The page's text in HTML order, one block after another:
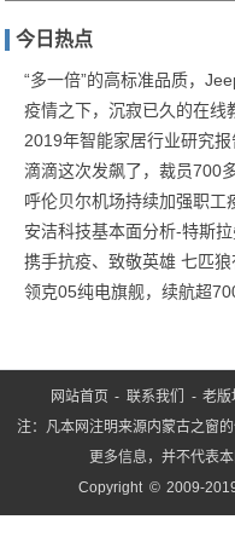
本
必
买
的
五
款
零
食
今日热点
“多一倍”的高标准品质，
疫情之下，沉寂已久的在线
2019年智能家居行业研究报
滴滴这次发飙了，裁员700
呼伦贝尔机场持续加强职工
安洁科技基本面分析-特斯
携手抗疫、致敬英雄 七匹
领克05纯电旗舰，续航超
网站首页 - 联系我们 -老版
注：凡本网注明来源内蒙古之窗
更多信息，并不代表
Copyright © 2009-